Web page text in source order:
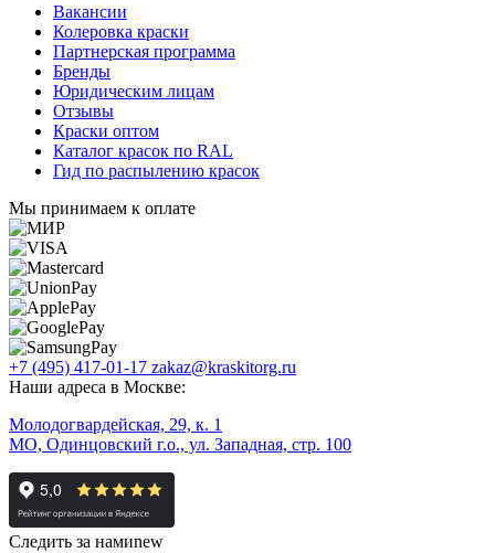
Вакансии
Колеровка краски
Партнерская программа
Бренды
Юридическим лицам
Отзывы
Краски оптом
Каталог красок по RAL
Гид по распылению красок
Мы принимаем к оплате
+7 (495) 417-01-17 zakaz@kraskitorg.ru
Наши адреса в Москве:
Молодогвардейская, 29, к. 1
МО, Одинцовский г.о., ул. Западная, стр. 100
Следить за намиnew